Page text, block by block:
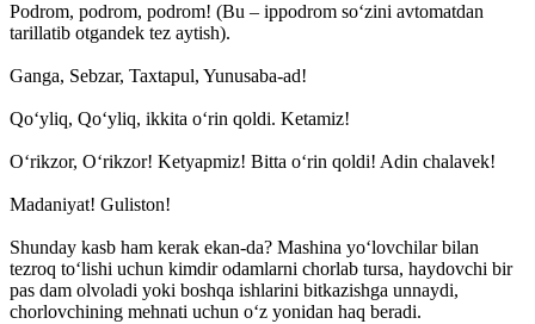
Podrom, podrom, podrom! (Bu – ippodrom so‘zini avtomatdan
tarillatib otgandek tez aytish).
Ganga, Sebzar, Taxtapul, Yunusaba-ad!
Qo‘yliq, Qo‘yliq, ikkita o‘rin qoldi. Ketamiz!
O‘rikzor, O‘rikzor! Ketyapmiz! Bitta o‘rin qoldi! Adin chalavek!
Madaniyat! Guliston!
Shunday kasb ham kerak ekan-da? Mashina yo‘lovchilar bilan
tezroq to‘lishi uchun kimdir odamlarni chorlab tursa, haydovchi bir
pas dam olvoladi yoki boshqa ishlarini bitkazishga unnaydi,
chorlovchining mehnati uchun o‘z yonidan haq beradi.